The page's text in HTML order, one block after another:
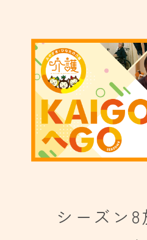
シーズン